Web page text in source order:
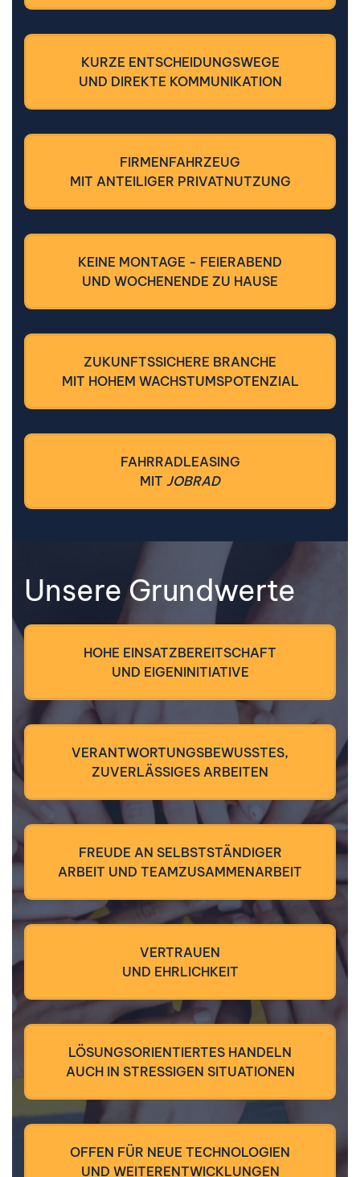
KURZE ENTSCHEIDUNGSWEGE
UND DIREKTE KOMMUNIKATION
FIRMENFAHRZEUG
MIT ANTEILIGER PRIVATNUTZUNG
KEINE MONTAGE - FEIERABEND
UND WOCHENENDE ZU HAUSE
ZUKUNFTSSICHERE BRANCHE
MIT HOHEM WACHSTUMSPOTENZIAL
FAHRRADLEASING
MIT JOBRAD
Unsere Grundwerte
HOHE EINSATZBEREITSCHAFT
UND EIGENINITIATIVE
VERANTWORTUNGSBEWUSSTES,
ZUVERLÄSSIGES ARBEITEN
FREUDE AN SELBSTSTÄNDIGER
ARBEIT UND TEAMZUSAMMENARBEIT
VERTRAUEN
UND EHRLICHKEIT
LÖSUNGSORIENTIERTES HANDELN
AUCH IN STRESSIGEN SITUATIONEN
OFFEN FÜR NEUE TECHNOLOGIEN
UND WEITERENTWICKLUNGEN